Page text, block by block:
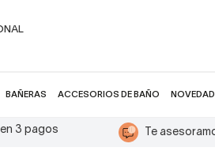
BAÑERAS ACCESORIOS DE BAÑO
3 pagos Te